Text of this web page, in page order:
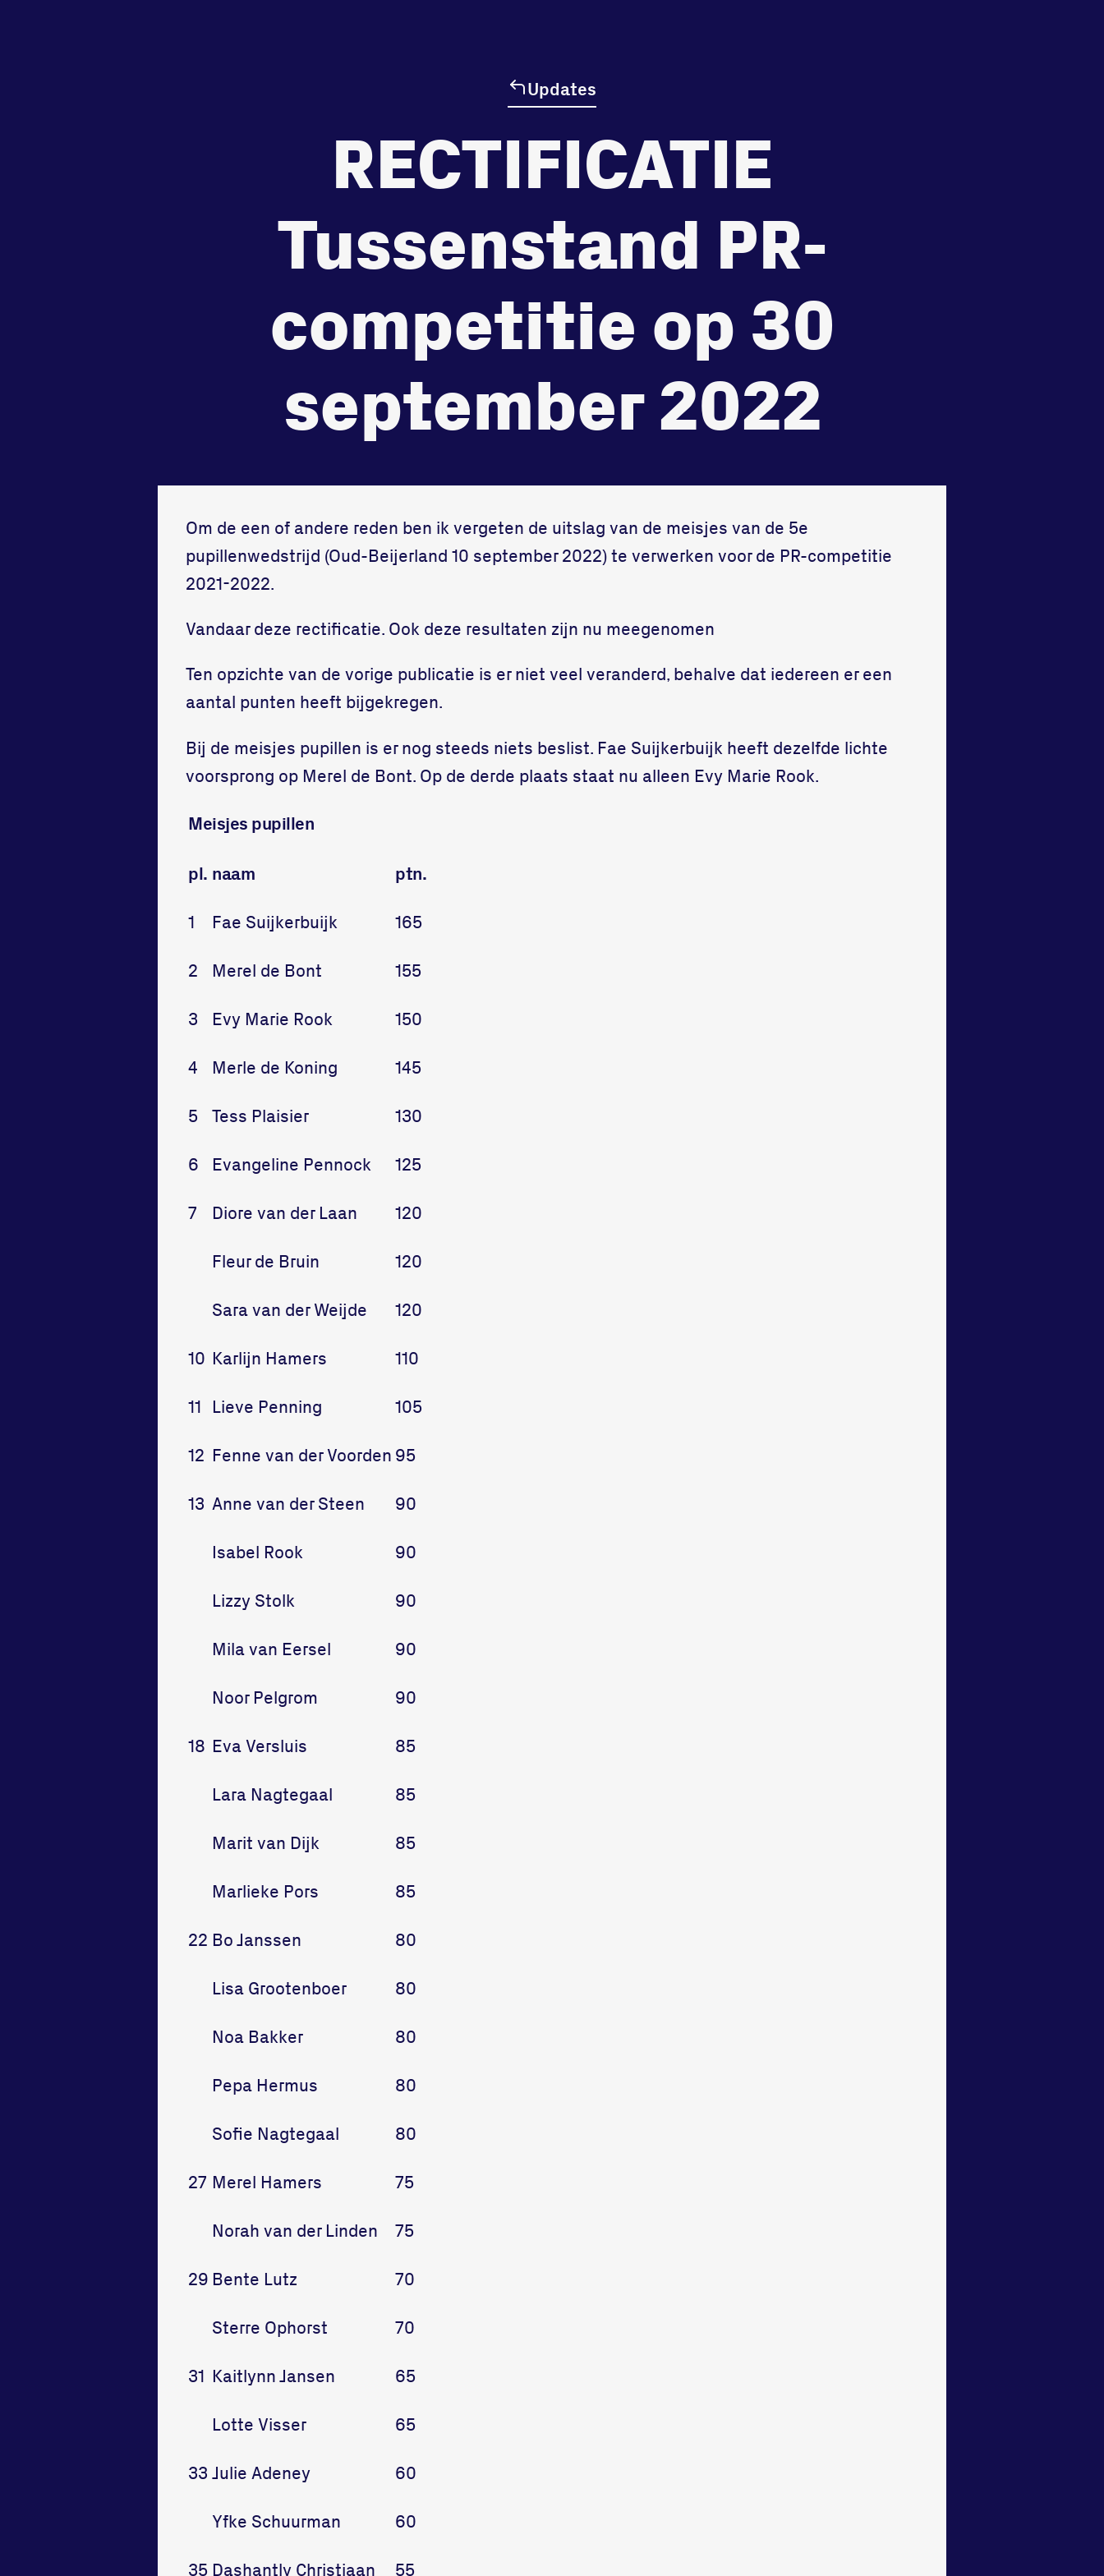
Updates
RECTIFICATIE
Tussenstand PR-
competitie op 30
september 2022
Om de een of andere reden ben ik vergeten de uitslag van de meisjes van de 5e
pupillenwedstrijd (Oud-Beijerland 10 september 2022) te verwerken voor de PR-competitie
2021-2022.
Vandaar deze rectificatie. Ook deze resultaten zijn nu meegenomen
Ten opzichte van de vorige publicatie is er niet veel veranderd, behalve dat iedereen er een
aantal punten heeft bijgekregen.
Bij de meisjes pupillen is er nog steeds niets beslist. Fae Suijkerbuijk heeft dezelfde lichte
voorsprong op Merel de Bont. Op de derde plaats staat nu alleen Evy Marie Rook.
Meisjes pupillen
pl. naam ptn.
1 Fae Suijkerbuijk 165
2 Merel de Bont 155
3 Evy Marie Rook 150
4 Merle de Koning 145
5 Tess Plaisier 130
6 Evangeline Pennock 125
7 Diore van der Laan 120
Fleur de Bruin 120
Sara van der Weijde 120
10 Karlijn Hamers 110
11 Lieve Penning 105
12 Fenne van der Voorden 95
13 Anne van der Steen 90
Isabel Rook 90
Lizzy Stolk 90
Mila van Eersel 90
Noor Pelgrom 90
18 Eva Versluis 85
Lara Nagtegaal 85
Marit van Dijk 85
Marlieke Pors 85
22 Bo Janssen 80
Lisa Grootenboer 80
Noa Bakker 80
Pepa Hermus 80
Sofie Nagtegaal 80
27 Merel Hamers 75
Norah van der Linden 75
29 Bente Lutz 70
Sterre Ophorst 70
31 Kaitlynn Jansen 65
Lotte Visser 65
33 Julie Adeney 60
Yfke Schuurman 60
35 Dashantly Christiaan 55